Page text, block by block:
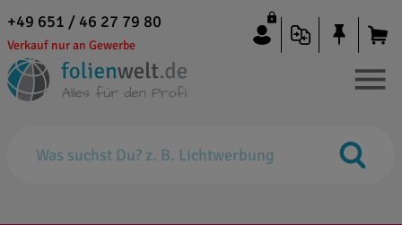
+49 651 / 46 27 79 80
Verkauf nur an Gewerbe